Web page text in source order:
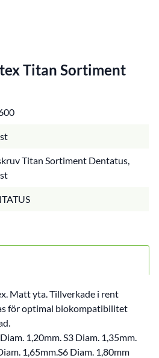
Titan Sortiment
Titan Sortiment Dentatus,
Matt yta. Tillverkade i rent
för optimal biokompatibilitet
1,20mm. S3 Diam. 1,35mm.
1,65mm.S6 Diam. 1,80mm